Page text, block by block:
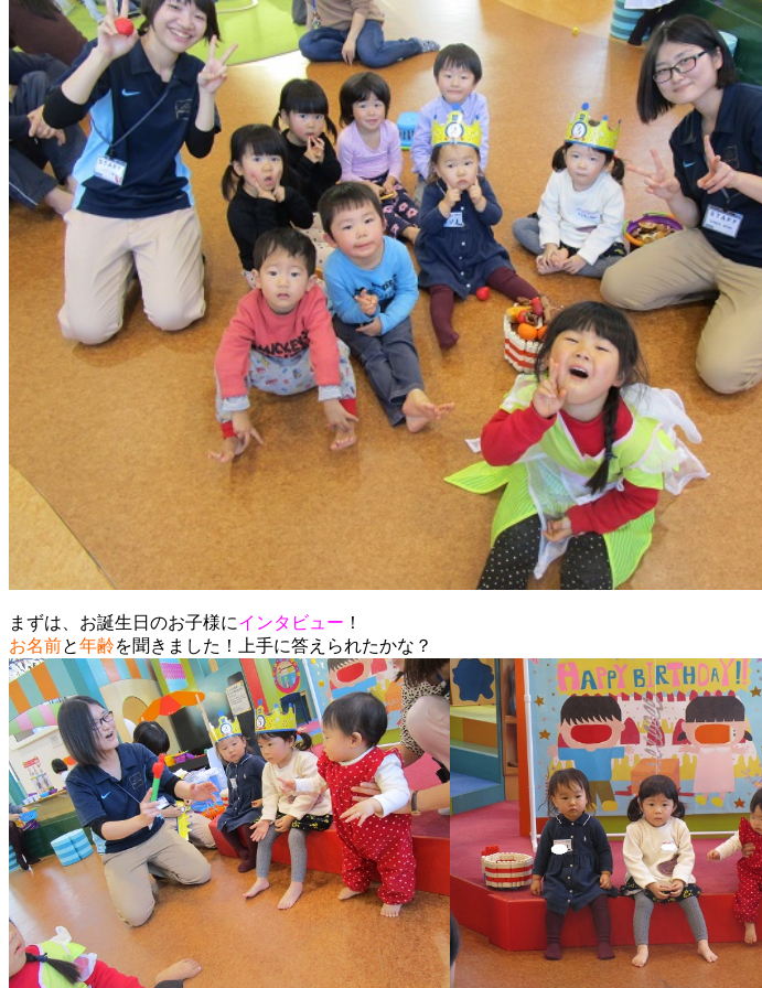
まずは、お誕生日のお子様にインタビュー ！
お名前と年齢を聞きました！上手に答えられたかな？